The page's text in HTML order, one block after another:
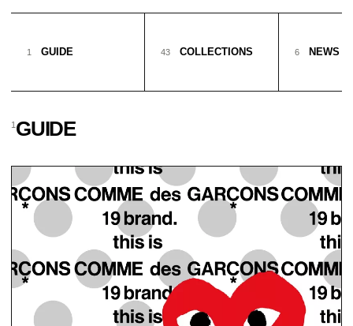
1 GUIDE 43 COLLECTIONS 6 NEWS
1 GUIDE